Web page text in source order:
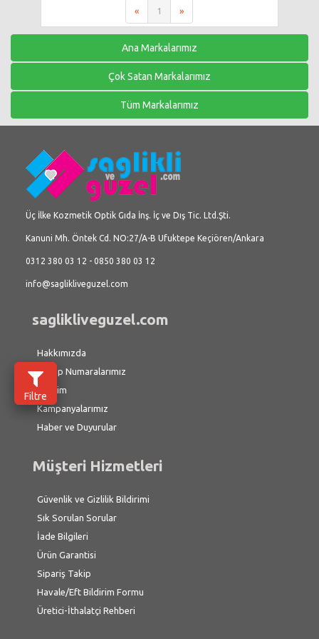
« 1 »
Filtre
Ana Markalarımız
Çok Satan Markalarımız
Tüm Markalarımız
Üç İlke Kozmetik Optik Gıda İnş. İç ve Dış Tic. Ltd.Şti.
Kanuni Mh. Öntek Cd. NO:27/A-B Ufuktepe Keçiören/Ankara
0312 380 03 12 - 0850 380 03 12
info@saglikliveguzel.com
saglikliveguzel.com
Hakkımızda
Hesap Numaralarımız
İletişim
Kampanyalarımız
Haber ve Duyurular
Müşteri Hizmetleri
Güvenlik ve Gizlilik Bildirimi
Sık Sorulan Sorular
İade Bilgileri
Ürün Garantisi
Sipariş Takip
Havale/Eft Bildirim Formu
Üretici-İthalatçi Rehberi